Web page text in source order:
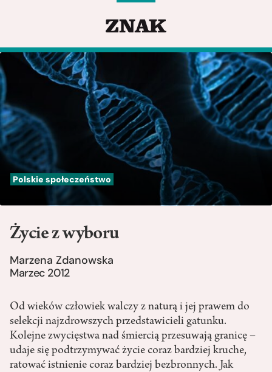
Polskie społeczeństwo
Życie z wyboru
Marzena Zdanowska
Marzec 2012
Od wieków człowiek walczy z naturą i jej prawem do
selekcji najzdrowszych przedstawicieli gatunku.
Kolejne zwycięstwa nad śmiercią przesuwają granicę –
udaje się podtrzymywać życie coraz bardziej kruche,
ratować istnienie coraz bardziej bezbronnych. Jak